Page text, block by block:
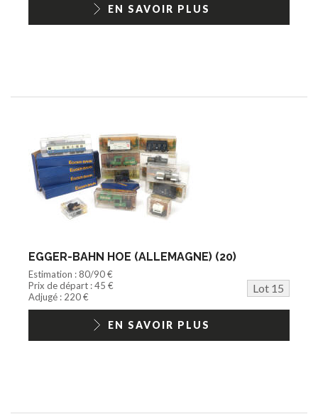
EN SAVOIR PLUS
EGGER-BAHN HOE (ALLEMAGNE) (20)
Estimation : 80/90 €
Prix de départ : 45 €
Lot 15
Adjugé : 220 €
EN SAVOIR PLUS